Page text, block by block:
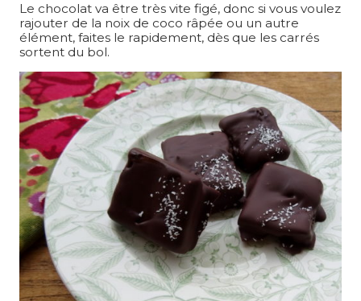
Le chocolat va être très vite figé, donc si vous voulez
rajouter de la noix de coco râpée ou un autre
élément, faites le rapidement, dès que les carrés
sortent du bol.